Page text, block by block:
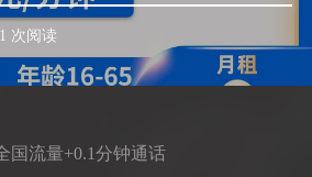
次阅读
国流量+0.1分钟通话